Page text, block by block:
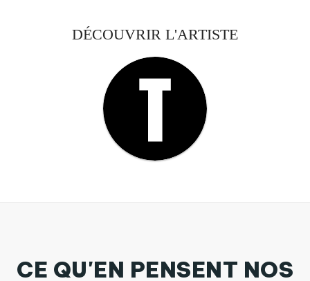
DÉCOUVRIR L'ARTISTE
CE QU'EN PENSENT NOS